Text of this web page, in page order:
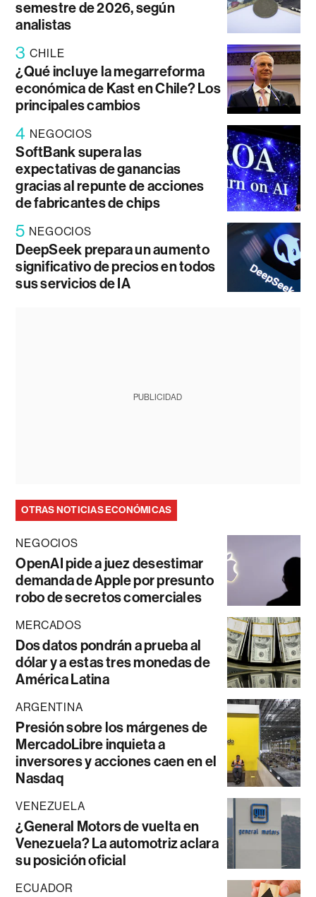
semestre de 2026, según
analistas
3 CHILE
¿Qué incluye la megarreforma
económica de Kast en Chile? Los
principales cambios
4 NEGOCIOS
SoftBank supera las
expectativas de ganancias
gracias al repunte de acciones
de fabricantes de chips
5 NEGOCIOS
DeepSeek prepara un aumento
significativo de precios en todos
sus servicios de IA
PUBLICIDAD
OTRAS NOTICIAS ECONÓMICAS
NEGOCIOS
OpenAI pide a juez desestimar
demanda de Apple por presunto
robo de secretos comerciales
MERCADOS
Dos datos pondrán a prueba al
dólar y a estas tres monedas de
América Latina
ARGENTINA
Presión sobre los márgenes de
MercadoLibre inquieta a
inversores y acciones caen en el
Nasdaq
VENEZUELA
¿General Motors de vuelta en
Venezuela? La automotriz aclara
su posición oficial
ECUADOR